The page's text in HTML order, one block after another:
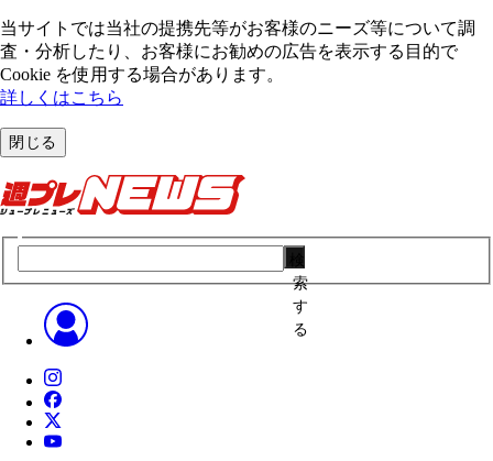
当サイトでは当社の提携先等がお客様のニーズ等について調
査・分析したり、お客様にお勧めの広告を表⽰する⽬的で
Cookie を使⽤する場合があります。
詳しくはこちら
閉じる
索
す
る